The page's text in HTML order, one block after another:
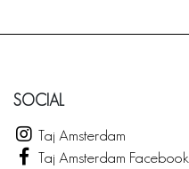
SOCIAL
Taj Amsterdam
Taj Amsterdam Facebook